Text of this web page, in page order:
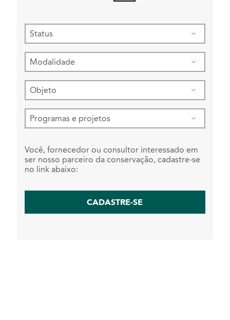
Você, fornecedor ou consultor interessado em
ser nosso parceiro da conservação, cadastre-se
no link abaixo:
CADASTRE-SE